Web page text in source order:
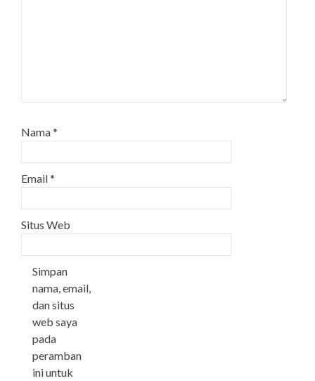
Nama*
Email*
Situs Web
Simpan
nama, email,
dan situs
web saya
pada
peramban
ini untuk